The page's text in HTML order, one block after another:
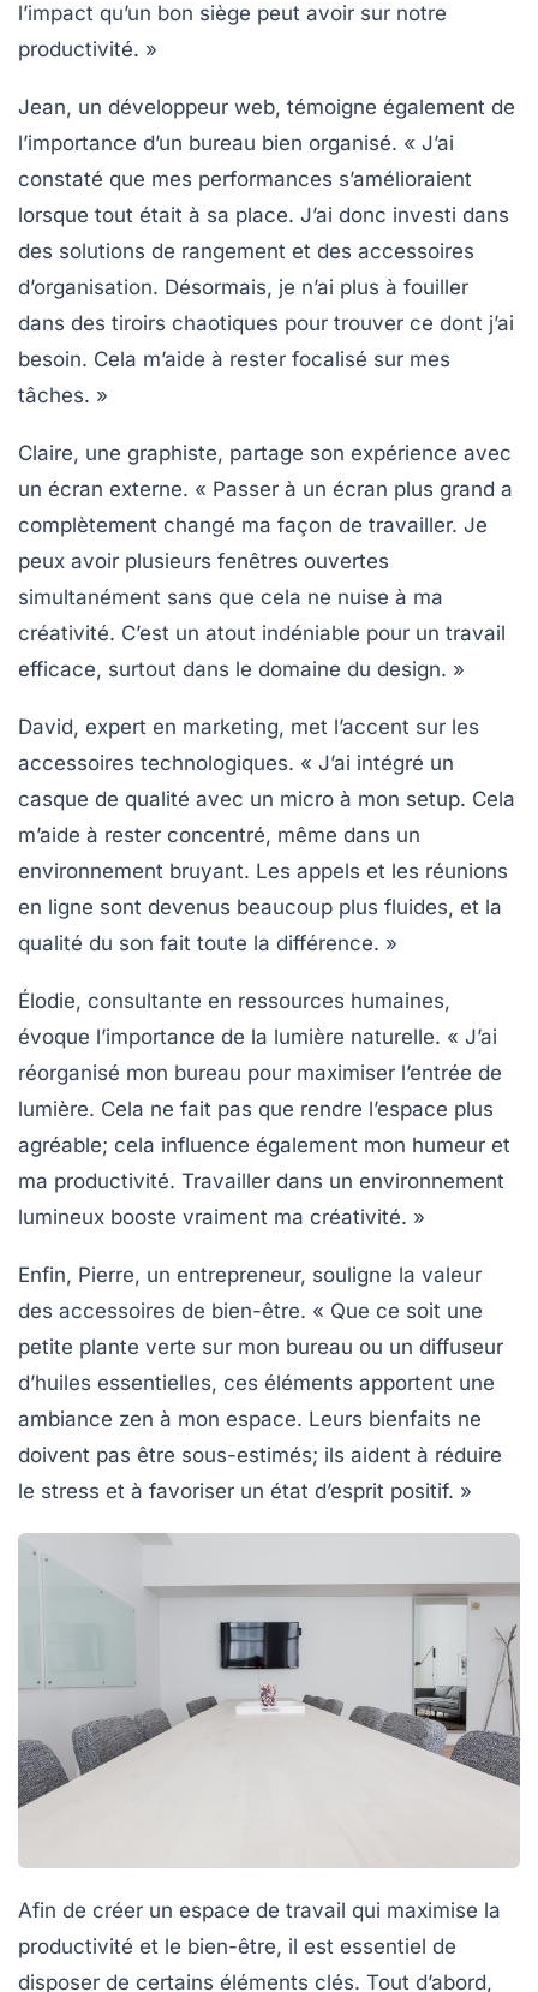
l’impact qu’un bon siège peut avoir sur notre
productivité. »
Jean, un développeur web, témoigne également de
l’importance d’un bureau bien organisé. « J’ai
constaté que mes performances s’amélioraient
lorsque tout était à sa place. J’ai donc investi dans
des solutions de rangement et des accessoires
d’organisation. Désormais, je n’ai plus à fouiller
dans des tiroirs chaotiques pour trouver ce dont j’ai
besoin. Cela m’aide à rester focalisé sur mes
tâches. »
Claire, une graphiste, partage son expérience avec
un écran externe. « Passer à un écran plus grand a
complètement changé ma façon de travailler. Je
peux avoir plusieurs fenêtres ouvertes
simultanément sans que cela ne nuise à ma
créativité. C’est un atout indéniable pour un travail
efficace, surtout dans le domaine du design. »
David, expert en marketing, met l’accent sur les
accessoires technologiques. « J’ai intégré un
casque de qualité avec un micro à mon setup. Cela
m’aide à rester concentré, même dans un
environnement bruyant. Les appels et les réunions
en ligne sont devenus beaucoup plus fluides, et la
qualité du son fait toute la différence. »
Élodie, consultante en ressources humaines,
évoque l’importance de la lumière naturelle. « J’ai
réorganisé mon bureau pour maximiser l’entrée de
lumière. Cela ne fait pas que rendre l’espace plus
agréable; cela influence également mon humeur et
ma productivité. Travailler dans un environnement
lumineux booste vraiment ma créativité. »
Enfin, Pierre, un entrepreneur, souligne la valeur
des accessoires de bien-être. « Que ce soit une
petite plante verte sur mon bureau ou un diffuseur
d’huiles essentielles, ces éléments apportent une
ambiance zen à mon espace. Leurs bienfaits ne
doivent pas être sous-estimés; ils aident à réduire
le stress et à favoriser un état d’esprit positif. »
Afin de créer un espace de travail qui maximise la
productivité et le bien-être, il est essentiel de
disposer de certains éléments clés. Tout d’abord,